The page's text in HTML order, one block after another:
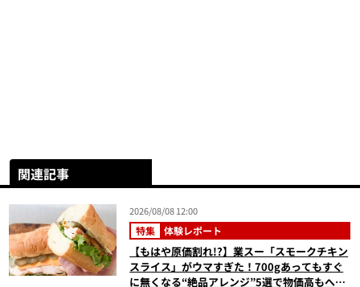
関連記事
2026/08/08 12:00
特集 体験レポート
【もはや原価割れ!?】業スー「スモークチキン
スライス」がウマすぎた！700gあってもすぐ
に無くなる“絶品アレンジ”5選で物価高もへっ